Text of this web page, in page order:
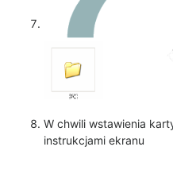
W chwili wstawienia
instrukcjami ekranu